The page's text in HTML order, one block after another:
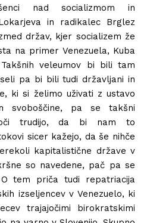
nad socializmom in
in radikalec Brglez
držav, kjer socializem že
na primer Venezuela, Kuba
veleumov bi bili tam
pa bi bili tudi državljani in
ki si želimo uživati z ustavo
svoboščine, pa se takšni
trudijo, da bi nam to
sicer kažejo, da še nihče
kapitalistične države v
so navedene, pač pa se
tem priča tudi repatriacija
izseljencev v Venezuelo, ki
trajajočimi birokratskimi